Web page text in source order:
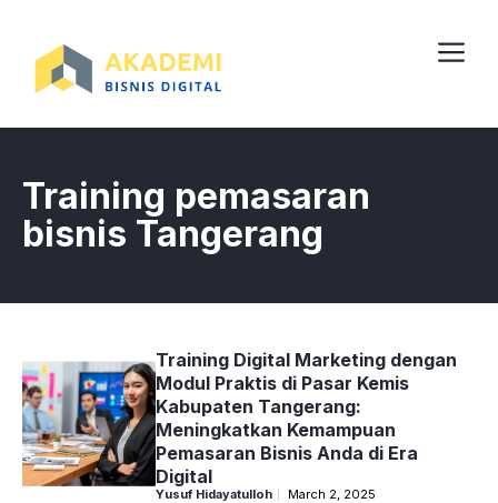
content
Training pemasaran
bisnis Tangerang
Training Digital Marketing dengan
Modul Praktis di Pasar Kemis
Kabupaten Tangerang:
Meningkatkan Kemampuan
Pemasaran Bisnis Anda di Era
Digital
Yusuf Hidayatulloh March 2, 2025